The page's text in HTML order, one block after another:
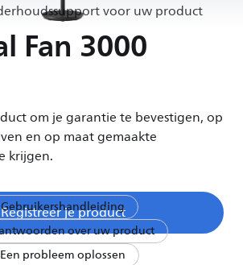
voor uw product
Fan 3000
om je garantie te bevestigen, op
en op maat gemaakte
krijgen.
Registreer je product
Gebruikershandleiding
over uw product
Een probleem oplossen